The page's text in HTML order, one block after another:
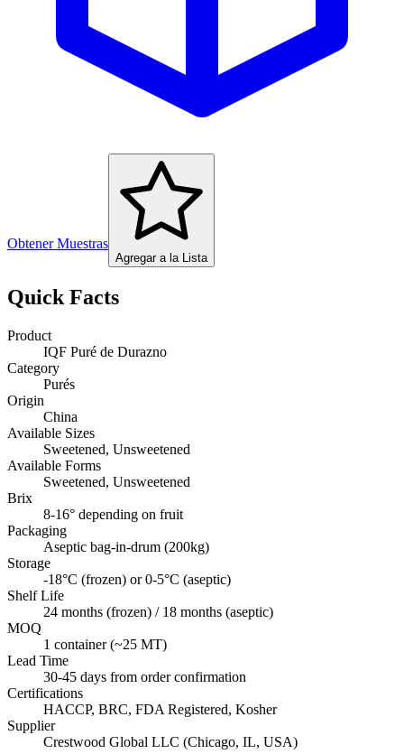
Obtener Muestras
Agregar a la Lista
Quick Facts
Product
IQF Puré de Durazno
Category
Purés
Origin
China
Available Sizes
Sweetened, Unsweetened
Available Forms
Sweetened, Unsweetened
Brix
8-16° depending on fruit
Packaging
Aseptic bag-in-drum (200kg)
Storage
-18°C (frozen) or 0-5°C (aseptic)
Shelf Life
24 months (frozen) / 18 months (aseptic)
MOQ
1 container (~25 MT)
Lead Time
30-45 days from order confirmation
Certifications
HACCP, BRC, FDA Registered, Kosher
Supplier
Crestwood Global LLC (Chicago, IL, USA)